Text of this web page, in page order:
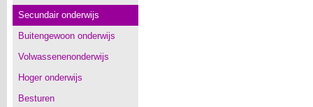
Secundair onderwijs
Buitengewoon onderwijs
Volwassenenonderwijs
Hoger onderwijs
Besturen